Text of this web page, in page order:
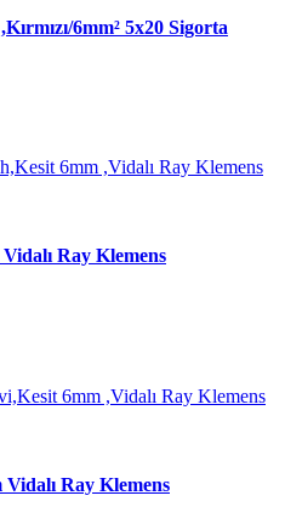
6mm² 5x20 Sigorta
Ray Klemens
Ray Klemens